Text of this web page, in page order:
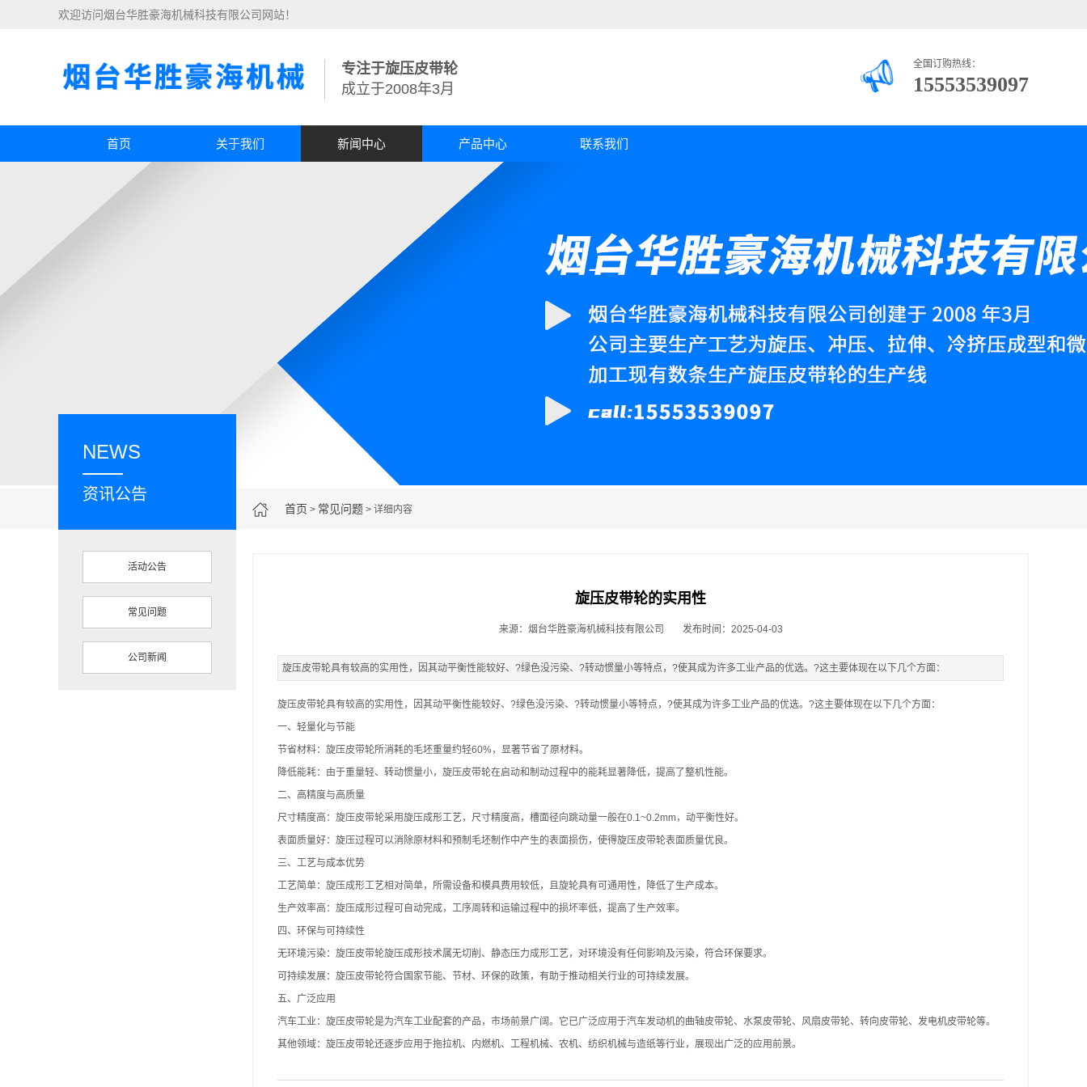
欢迎访问烟台华胜豪海机械科技有限公司网站！
专注于旋压皮带轮
成立于2008年3月
全国订购热线：
15553539097
首页 关于我们 新闻中心 产品中心 联系我们
首页 > 常见问题 > 详细内容
NEWS
资讯公告
活动公告
常见问题
公司新闻
旋压皮带轮的实用性
来源：烟台华胜豪海机械科技有限公司 发布时间：2025-04-03
旋压皮带轮具有较高的实用性，因其动平衡性能较好、?绿色没污染、?转动惯量小等特点，?使其成为许多工业产品的优选。?这主要体现在以下几个方面：
旋压皮带轮具有较高的实用性，因其动平衡性能较好、?绿色没污染、?转动惯量小等特点，?使其成为许多工业产品的优选。?这主要体现在以下几个方面：
一、轻量化与节能
节省材料：旋压皮带轮所消耗的毛坯重量约轻60%，显著节省了原材料。
降低能耗：由于重量轻、转动惯量小， 旋压皮带轮在启动和制动过程中的能耗显著降低，提高了整机性能。
二、高精度与高质量
尺寸精度高：旋压皮带轮采用旋压成形工艺，尺寸精度高，槽面径向跳动量一般在0.1~0.2mm，动平衡性好。
表面质量好：旋压过程可以消除原材料和预制毛坯制作中产生的表面损伤，使得旋压皮带轮表面质量优良。
三、工艺与成本优势
工艺简单：旋压成形工艺相对简单，所需设备和模具费用较低，且旋轮具有可通用性，降低了生产成本。
生产效率高：旋压成形过程可自动完成，工序周转和运输过程中的损坏率低，提高了生产效率。
四、环保与可持续性
无环境污染：旋压皮带轮旋压成形技术属无切削、静态压力成形工艺，对环境没有任何影响及污染，符合环保要求。
可持续发展：旋压皮带轮符合国家节能、节材、环保的政策，有助于推动相关行业的可持续发展。
五、广泛应用
汽车工业： 旋压皮带轮是为汽车工业配套的产品，市场前景广阔。它已广泛应用于汽车发动机的曲轴皮带轮、水泵皮带轮、风扇皮带轮、转向皮带轮、发电机皮带轮等。
其他领域： 旋压皮带轮还逐步应用于拖拉机、内燃机、工程机械、农机、纺织机械与造纸等行业，展现出广泛的应用前景。